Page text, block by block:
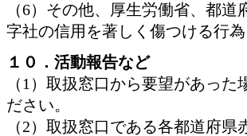
（6）その他、厚生労働省、都
字社の信用を著しく傷つける行
１０．活動報告など
（1）取扱窓口から要望があっ
ださい。
（2）取扱窓口である各都道府